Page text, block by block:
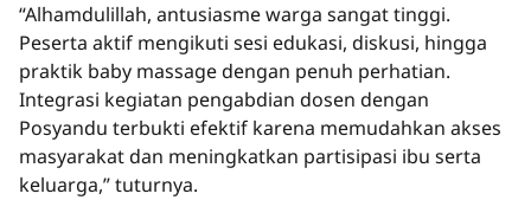
“Alhamdulillah, antusiasme warga sangat tinggi.
Peserta aktif mengikuti sesi edukasi, diskusi, hingga
praktik baby massage dengan penuh perhatian.
Integrasi kegiatan pengabdian dosen dengan
Posyandu terbukti efektif karena memudahkan akses
masyarakat dan meningkatkan partisipasi ibu serta
keluarga,” tuturnya.